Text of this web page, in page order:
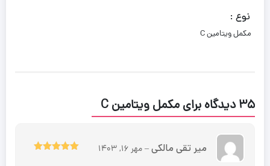
نوع :
مکمل ویتامین C
35 دیدگاه برای مکمل ویتامین C
میر تقی مالکی – مهر 16, 1403